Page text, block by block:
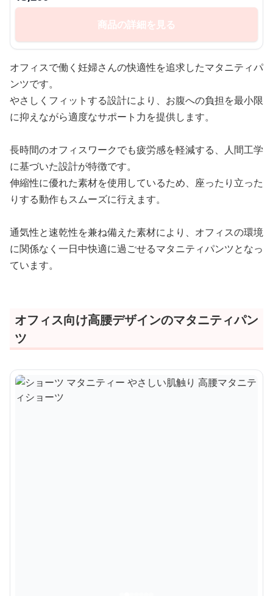
商品の詳細を見る
オフィスで働く妊婦さんの快適性を追求したマタニティパ
ンツです。
やさしくフィットする設計により、お腹への負担を最小限
に抑えながら適度なサポート力を提供します。
長時間のオフィスワークでも疲労感を軽減する、人間工学
に基づいた設計が特徴です。
伸縮性に優れた素材を使用しているため、座ったり立った
りする動作もスムーズに行えます。
通気性と速乾性を兼ね備えた素材により、オフィスの環境
に関係なく一日中快適に過ごせるマタニティパンツとなっ
ています。
オフィス向け高腰デザインのマタニティパン
ツ